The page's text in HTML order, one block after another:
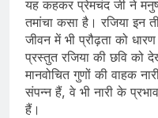
यह कहकर प्रेमचंद जी ने मनुष्य
तमांचा कसा है। रजिया इन
जीवन में भी प्रौढ़ता को
प्रस्तुत रजिया की छवि को
मानवोचित गुणों की वाहक
संपन्न हैं, वे भी नारी के
हैं।